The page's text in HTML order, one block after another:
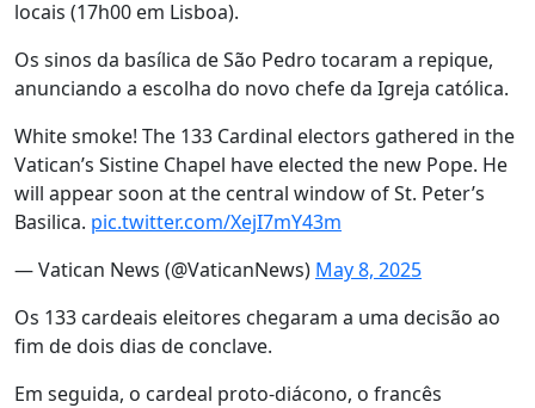
locais (17h00 em Lisboa).
Os sinos da basílica de São Pedro tocaram a repique,
anunciando a escolha do novo chefe da Igreja católica.
White smoke! The 133 Cardinal electors gathered in the
Vatican’s Sistine Chapel have elected the new Pope. He
will appear soon at the central window of St. Peter’s
Basilica. pic.twitter.com/XejI7mY43m
— Vatican News (@VaticanNews) May 8, 2025
Os 133 cardeais eleitores chegaram a uma decisão ao
fim de dois dias de conclave.
Em seguida, o cardeal proto-diácono, o francês